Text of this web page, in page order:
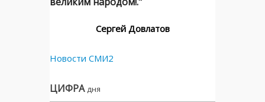
Сергей Довлатов
Новости СМИ2
ЦИФРА дня